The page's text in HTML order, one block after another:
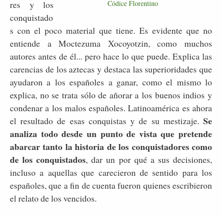
Códice Florentino
res y los
conquistado
s con el poco material que tiene. Es evidente que no
entiende a Moctezuma Xocoyotzin, como muchos
autores antes de él... pero hace lo que puede. Explica las
carencias de los aztecas y destaca las superioridades que
ayudaron a los españoles a ganar, como el mismo lo
explica, no se trata sólo de añorar a los buenos indios y
condenar a los malos españoles. Latinoamérica es ahora
el resultado de esas conquistas y de su mestizaje. Se
analiza todo desde un punto de vista que pretende
abarcar tanto la historia de los conquistadores como
de los conquistados, dar un por qué a sus decisiones,
incluso a aquellas que carecieron de sentido para los
españoles, que a fin de cuenta fueron quienes escribieron
el relato de los vencidos.